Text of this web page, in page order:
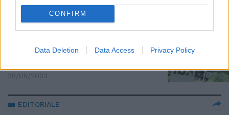
CONFIRM
Data Deletion Data Access Privacy Policy
27/07/2023
VIALE MAZZINI
Chiocci al Tg1 e Preziosi al Tg2.
25/05/2023
EDITORIALE